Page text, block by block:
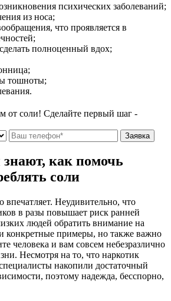
психических заболеваний;
из носа;
что проявляется в
полноценный вдох;
тошноты;
от соли! Сделайте первый шаг -
как помочь
соли
впечатляет. Неудивительно, что
в разы повышает риск ранней
людей обратить внимание на
конкретные примеры, но также важно
человека и вам совсем небезразлично
Несмотря на то, что наркотик
накопили достаточный
поэтому надежда, бесспорно,